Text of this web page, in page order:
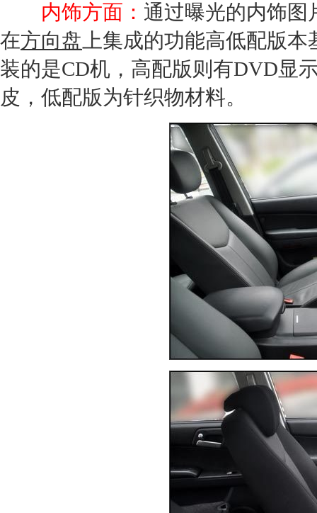
内饰方面： 通过曝光的内饰图
在方向盘 上集成的功能高低配版
装的是CD机，高配版则有DVD显
皮，低配版为针织物材料。